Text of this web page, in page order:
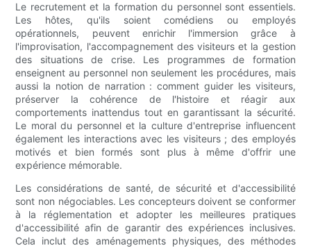
Le recrutement et la formation du personnel sont essentiels.
Les hôtes, qu'ils soient comédiens ou employés
opérationnels, peuvent enrichir l'immersion grâce à
l'improvisation, l'accompagnement des visiteurs et la gestion
des situations de crise. Les programmes de formation
enseignent au personnel non seulement les procédures, mais
aussi la notion de narration : comment guider les visiteurs,
préserver la cohérence de l'histoire et réagir aux
comportements inattendus tout en garantissant la sécurité.
Le moral du personnel et la culture d'entreprise influencent
également les interactions avec les visiteurs ; des employés
motivés et bien formés sont plus à même d'offrir une
expérience mémorable.
Les considérations de santé, de sécurité et d'accessibilité
sont non négociables. Les concepteurs doivent se conformer
à la réglementation et adopter les meilleures pratiques
d'accessibilité afin de garantir des expériences inclusives.
Cela inclut des aménagements physiques, des méthodes